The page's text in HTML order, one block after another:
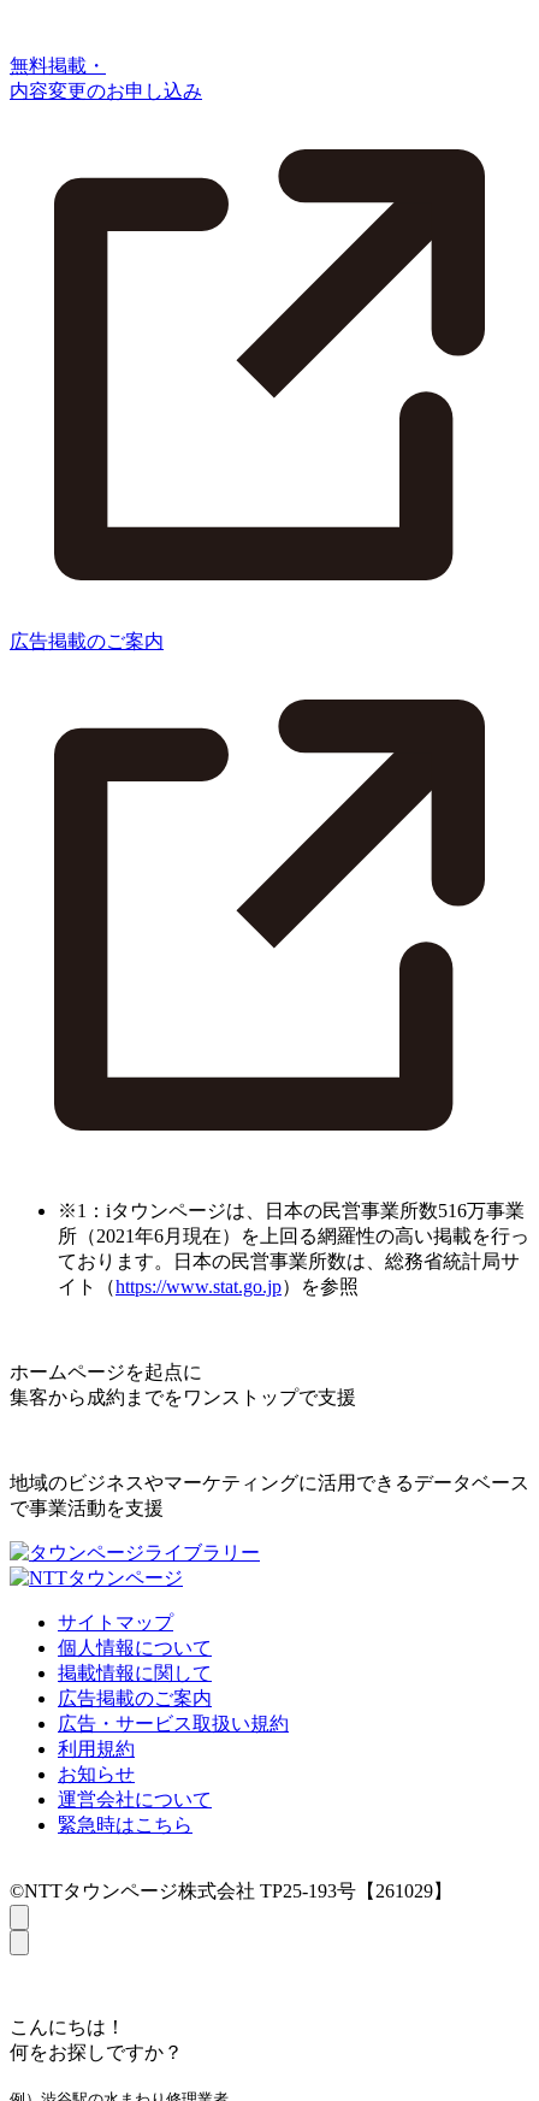
無料掲載・
内容変更のお申し込み
広告掲載のご案内
※1：iタウンページは、日本の民営事業所数516万事業
所（2021年6月現在）を上回る網羅性の高い掲載を行っ
ております。日本の民営事業所数は、総務省統計局サ
イト（https://www.stat.go.jp）を参照
ホームページを起点に
集客から成約までをワンストップで支援
地域のビジネスやマーケティングに活用できるデータベース
で事業活動を支援
サイトマップ
個人情報について
掲載情報に関して
広告掲載のご案内
広告・サービス取扱い規約
利用規約
お知らせ
運営会社について
緊急時はこちら
©NTTタウンページ株式会社 TP25-193号【261029】
こんにちは！
何をお探しですか？